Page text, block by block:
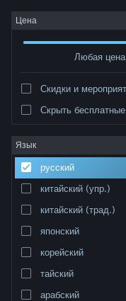
Войти
Сообщество
Информация
Поддержка
Изменить язык
Полная версия
Цена
Любая цена
Скидки и
Скрыть
Язык
русский
китайский (упр.)
китайский (трад.)
японский
корейский
тайский
арабский
Разработчик: Canalside
Сортировать по
Результатов по вашему
скрыты согласно вашим